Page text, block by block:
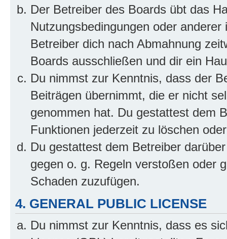
Der Betreiber des Boards übt das
Nutzungsbedingungen oder
Betreiber dich nach Abmahnung
Boards ausschließen und dir ein
Du nimmst zur Kenntnis, dass der
Beiträgen übernimmt, die er nicht
genommen hat. Du gestattest dem
Funktionen jederzeit zu löschen
Du gestattest dem Betreiber
gegen o. g. Regeln verstoßen oder
Schaden zuzufügen.
4. GENERAL PUBLIC LICENSE
Du nimmst zur Kenntnis, dass es